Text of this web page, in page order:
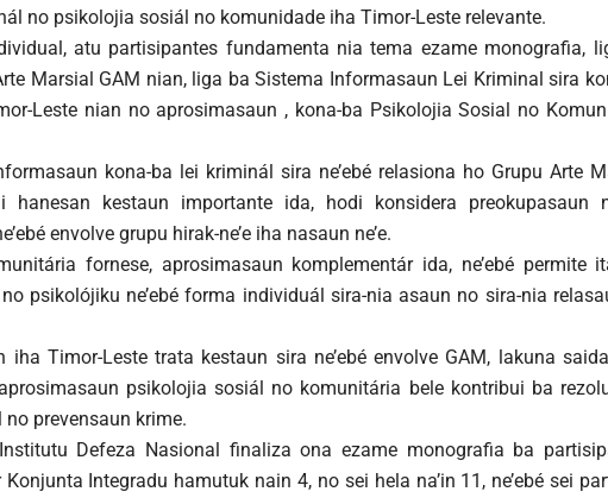
no psikolojia sosiál no komunidade iha Timor-Leste relevante.
atu partisipantes fundamenta nia tema ezame monografia,
Marsial GAM nian, liga ba Sistema Informasaun Lei Kriminal sira
Leste nian no aprosimasaun , kona-ba Psikolojia Sosial no
kona-ba lei kriminál sira ne’ebé relasiona ho Grupu Arte
hanesan kestaun importante ida, hodi konsidera preokupasaun
envolve grupu hirak-ne’e iha nasaun ne’e.
fornese, aprosimasaun komplementár ida, ne’ebé permite
psikolójiku ne’ebé forma individuál sira-nia asaun no sira-nia
Timor-Leste trata kestaun sira ne’ebé envolve GAM, lakuna
psikolojia sosiál no komunitária bele kontribui ba
prevensaun krime.
Defeza Nasional finaliza ona ezame monografia ba
Integradu hamutuk nain 4, no sei hela na’in 11, ne’ebé sei